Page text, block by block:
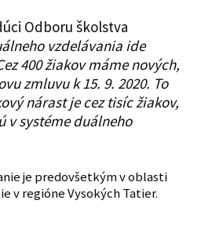
Odboru školstva
vzdelávania ide
400 žiakov máme nových,
zmluvu k 15. 9. 2020. To
nárast je cez tisíc žiakov,
v systéme duálneho
je predovšetkým v oblasti
v regióne Vysokých Tatier.